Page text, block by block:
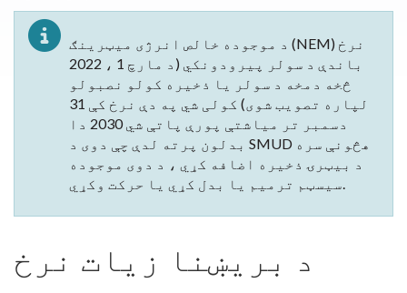
د موجوده خالص انرژی میټرینګ (NEM) نرخ
باندې د سولر پیرودونکي (د مارچ 1 ، 2022
څخه دمخه د سولر یا ذخیره کولو نصبولو
لپاره تصویب شوی) کولی شي په دې نرخ کې 31
دسمبر تر میاشتې پورې پاتې شي 2030 دا
بدلون پرته لدې چې دوی د SMUD هڅونې سره
د بیټرۍ ذخیره اضافه کړي ، د دوی موجوده
سیسټم ترمیم یا بدل کړي یا حرکت وکړي.
د بریښنا زیات نرخ